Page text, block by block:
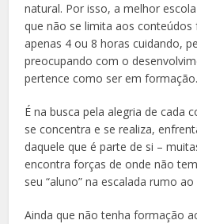
natural. Por isso, a melhor
que não se limita aos conteúdos
apenas 4 ou 8 horas cuidando,
preocupando com o
pertence como ser em
É na busca pela alegria de cada
se concentra e se realiza,
daquele que é parte de si –
encontra forças de onde não
seu “aluno” na escalada rumo ao
Ainda que não tenha formação